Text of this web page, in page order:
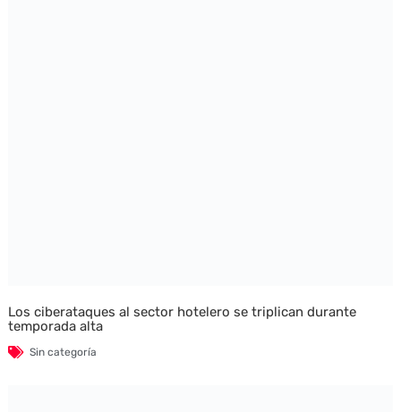
Los ciberataques al sector hotelero se triplican durante
temporada alta
Sin categoría